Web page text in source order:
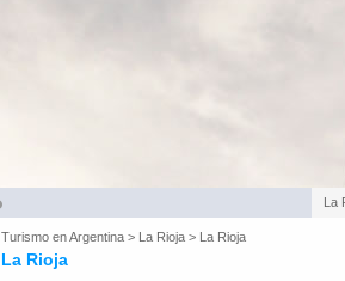
La
Turismo enArgentina > La Rioja > La Rioja
La Rioja